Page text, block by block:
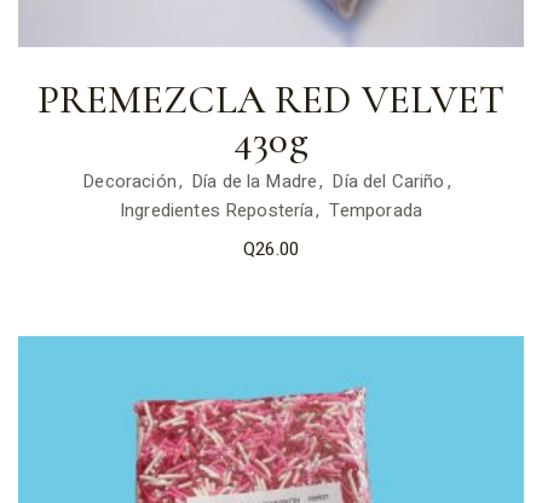
PREMEZCLA RED VELVET
430g
Decoración Día de la Madre
Día del Cariño
Ingredientes Repostería Temporada
Q26.00